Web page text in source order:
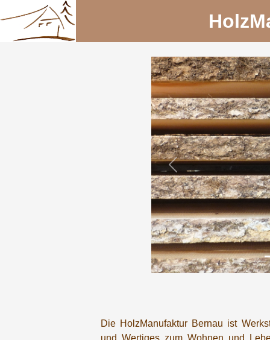
Previous
Die HolzManufaktur Bernau ist
und Wertiges zum Wohnen und